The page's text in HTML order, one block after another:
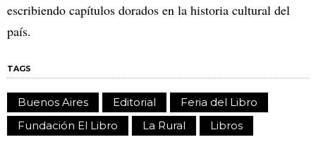
escribiendo capítulos dorados en la historia cultural del
país.
TAGS
Buenos Aires Editorial
Feria del Libro
Fundación El Libro
La Rural Libros